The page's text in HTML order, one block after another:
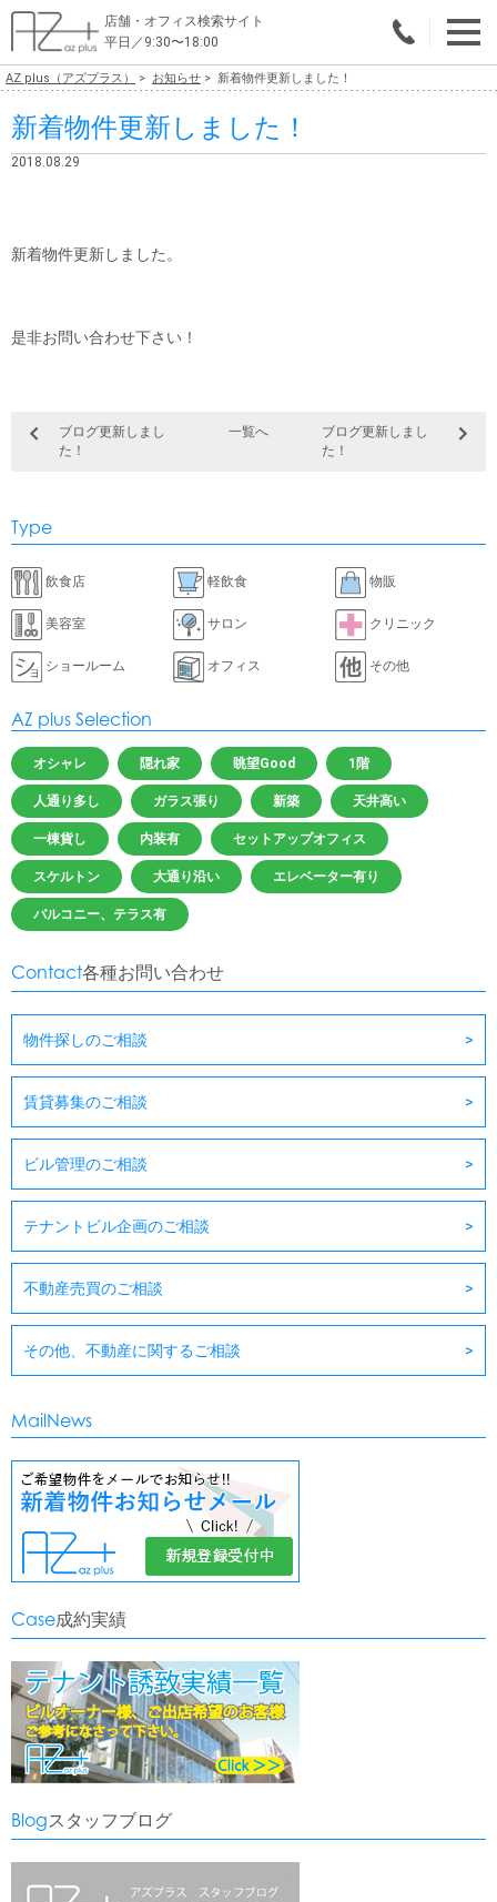
店舗・オフィス検索サイト
平日／9:30〜18:00
物件総合検索
エリアで探す
こだわりで探す
テナントビルオーナー様へ
AZ plus（アズプラス） お知らせ 新着物件更新しました！
新着物件更新しました！
2018.08.29
新着物件更新しました。
是非お問い合わせ下さい！
ブログ更新しまし
た！
一覧へ
ブログ更新しまし
た！
Type
飲食店 軽飲食 物販
美容室 サロン クリニック
ショールーム オフィス その他
AZ plus Selection
オシャレ 隠れ家 眺望Good 1階
人通り多し ガラス張り 新築 天井高い
一棟貨し 内装有 セットアップオフィス
スケルトン 大通り沿い エレベーター有り
バルコニー、テラス有
Contact各種お問い合わせ
物件探しのご相談
賃貸募集のご相談
ビル管理のご相談
テナントビル企画のご相談
不動産売買のご相談
その他、不動産に関するご相談
MailNews
Case成約実績
Blogスタッフブログ